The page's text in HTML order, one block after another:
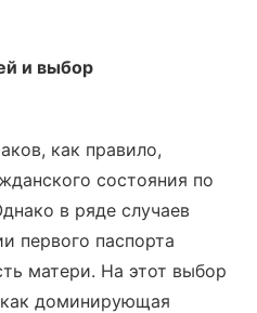
и выбор
как правило,
состояния по
в ряде случаев
первого паспорта
матери. На этот выбор
доминирующая